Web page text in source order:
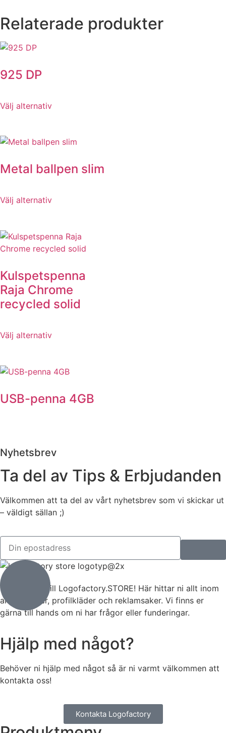
Relaterade produkter
925 DP
Välj alternativ
Metal ballpen slim
Välj alternativ
Kulspetspenna
Raja Chrome
recycled solid
Välj alternativ
USB-penna 4GB
Nyhetsbrev
Ta del av Tips & Erbjudanden
Välkommen att ta del av vårt nyhetsbrev som vi skickar ut
– väldigt sällan ;)
Välkommen till Logofactory.STORE! Här hittar ni allt inom
arbetskläder, profilkläder och reklamsaker. Vi finns er
gärna till hands om ni har frågor eller funderingar.
Hjälp med något?
Behöver ni hjälp med något så är ni varmt välkommen att
kontakta oss!
Kontakta Logofactory